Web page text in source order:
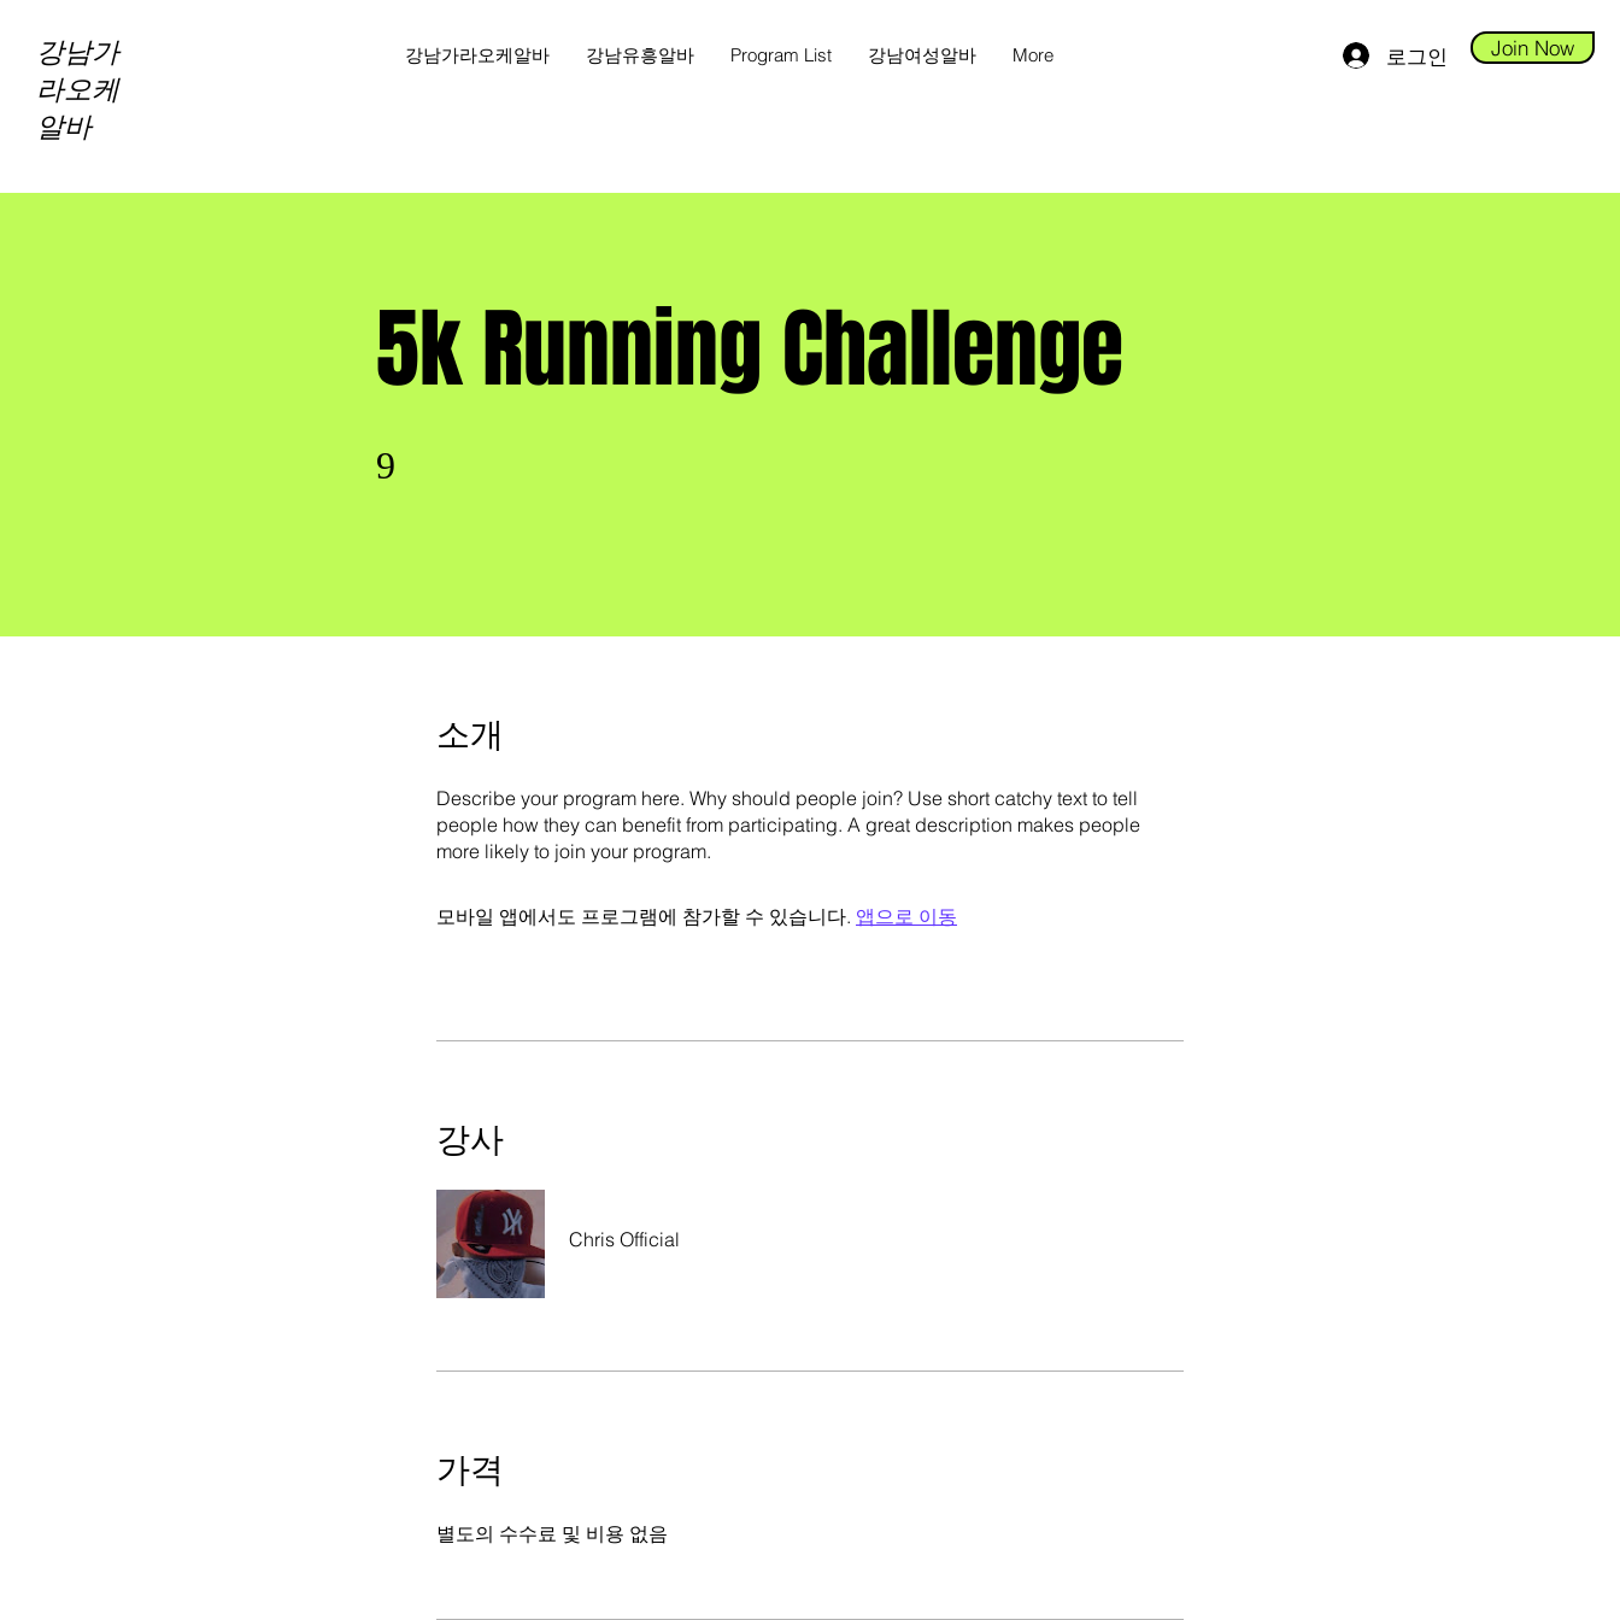
강남가
라오케
알바
강남가라오케알바 강남유흥알바 Program List 강남여성알바 More 로그인 Join Now
5k Running Challenge
9
소개
Describe your program here. Why should people join? Use short catchy text to tell
people how they can benefit from participating. A great description makes people
more likely to join your program.
모바일 앱에서도 프로그램에 참가할 수 있습니다. 앱으로 이동
강사
Chris Official
가격
별도의 수수료 및 비용 없음